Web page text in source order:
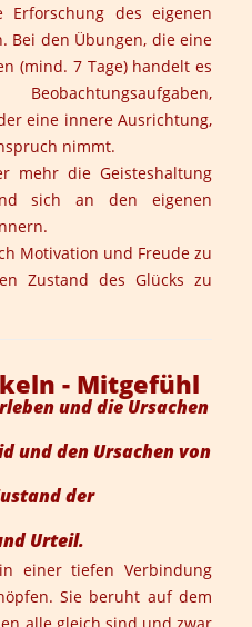
des eigenen
Bei den Übungen, die eine
(mind. 7 Tage) handelt es
eine innere Ausrichtung,
nimmt.
mehr die Geisteshaltung
sich an den eigenen
Motivation und Freude zu
Zustand des Glücks zu
- Mitgefühl
und die Ursachen
und den Ursachen von
der
Urteil.
einer tiefen Verbindung
Sie beruht auf dem